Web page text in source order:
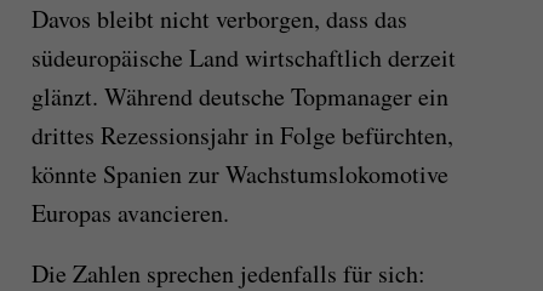
Davos bleibt nicht verborgen, dass das
südeuropäische Land wirtschaftlich derzeit
glänzt. Während deutsche Topmanager ein
drittes Rezessionsjahr in Folge befürchten,
könnte Spanien zur Wachstumslokomotive
Europas avancieren.
Die Zahlen sprechen jedenfalls für sich: